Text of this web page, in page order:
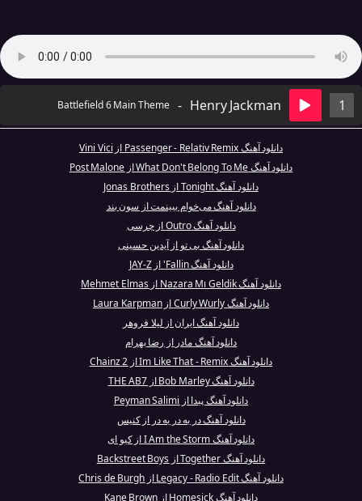
1
Henry Jackman
-
Battlefield 6 Main Theme
دانلود آهنگ Passenger - Relativ Remix از Vini Vici
دانلود آهنگ What Don't Belong To Me از Post Malone
دانلود آهنگ Tonight از Jonas Brothers
دانلود آهنگ می‌خوام ببینمت از سون بند
دانلود آهنگ Outro از چرسی
دانلود آهنگ بی تو از آیدین حسینی
دانلود آهنگ Fallin' از JAY-Z
دانلود آهنگ Nazara Mı Geldik از Mehmet Elmas
دانلود آهنگ Curly Wurly از Laura Karpman
دانلود آهنگ ایران از لیلا فروهر
دانلود آهنگ مادر از رضا بهرام
دانلود آهنگ Im Like That - Remix از 2 Chainz
دانلود آهنگ Bob Marley از THE AB7
دانلود آهنگ پیدا از Peyman Salimi
دانلود آهنگ در به در به در از کنیس
دانلود آهنگ I Am the Storm از کیو ای
دانلود آهنگ Together از Backstreet Boys
دانلود آهنگ Legacy - Radio Edit از Chris de Burgh
دانلود آهنگ Homesick از Kane Brown